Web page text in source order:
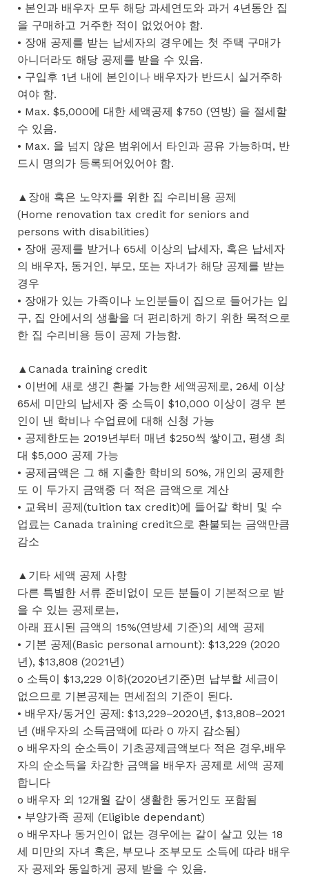
• 본인과 배우자 모두 해당 과세연도와 과거 4년동안 집
을 구매하고 거주한 적이 없었어야 함.
• 장애 공제를 받는 납세자의 경우에는 첫 주택 구매가
아니더라도 해당 공제를 받을 수 있음.
• 구입후 1년 내에 본인이나 배우자가 반드시 실거주하
여야 함.
• Max. $5,000에 대한 세액공제 $750 (연방) 을 절세할
수 있음.
• Max. 을 넘지 않은 범위에서 타인과 공유 가능하며, 반
드시 명의가 등록되어있어야 함.
▲장애 혹은 노약자를 위한 집 수리비용 공제
(Home renovation tax credit for seniors and
persons with disabilities)
• 장애 공제를 받거나 65세 이상의 납세자, 혹은 납세자
의 배우자, 동거인, 부모, 또는 자녀가 해당 공제를 받는
경우
• 장애가 있는 가족이나 노인분들이 집으로 들어가는 입
구, 집 안에서의 생활을 더 편리하게 하기 위한 목적으로
한 집 수리비용 등이 공제 가능함.
▲Canada training credit
• 이번에 새로 생긴 환불 가능한 세액공제로, 26세 이상
65세 미만의 납세자 중 소득이 $10,000 이상이 경우 본
인이 낸 학비나 수업료에 대해 신청 가능
• 공제한도는 2019년부터 매년 $250씩 쌓이고, 평생 최
대 $5,000 공제 가능
• 공제금액은 그 해 지출한 학비의 50%, 개인의 공제한
도 이 두가지 금액중 더 적은 금액으로 계산
• 교육비 공제(tuition tax credit)에 들어갈 학비 및 수
업료는 Canada training credit으로 환불되는 금액만큼
감소
▲기타 세액 공제 사항
다른 특별한 서류 준비없이 모든 분들이 기본적으로 받
을 수 있는 공제로는,
아래 표시된 금액의 15%(연방세 기준)의 세액 공제
• 기본 공제(Basic personal amount): $13,229 (2020
년), $13,808 (2021년)
o 소득이 $13,229 이하(2020년기준)면 납부할 세금이
없으므로 기본공제는 면세점의 기준이 된다.
• 배우자/동거인 공제: $13,229–2020년, $13,808–2021
년 (배우자의 소득금액에 따라 0 까지 감소됨)
o 배우자의 순소득이 기초공제금액보다 적은 경우,배우
자의 순소득을 차감한 금액을 배우자 공제로 세액 공제
합니다
o 배우자 외 12개월 같이 생활한 동거인도 포함됨
• 부양가족 공제 (Eligible dependant)
o 배우자나 동거인이 없는 경우에는 같이 살고 있는 18
세 미만의 자녀 혹은, 부모나 조부모도 소득에 따라 배우
자 공제와 동일하게 공제 받을 수 있음.